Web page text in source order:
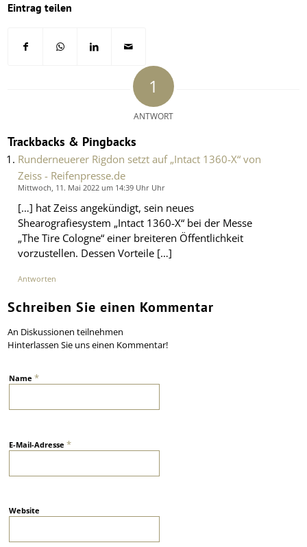
Eintrag teilen
1
ANTWORT
Trackbacks & Pingbacks
Runderneuerer Rigdon setzt auf „Intact 1360-X“ von
Zeiss - Reifenpresse.de
Mittwoch, 11. Mai 2022 um 14:39 Uhr Uhr
[…] hat Zeiss angekündigt, sein neues
Shearografiesystem „Intact 1360-X“ bei der Messe
„The Tire Cologne“ einer breiteren Öffentlichkeit
vorzustellen. Dessen Vorteile […]
Antworten
Schreiben Sie einen Kommentar
An Diskussionen teilnehmen
Hinterlassen Sie uns einen Kommentar!
Name*
E-Mail-Adresse*
Website